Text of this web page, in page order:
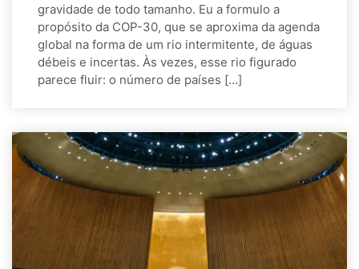
gravidade de todo tamanho. Eu a formulo a
propósito da COP-30, que se aproxima da agenda
global na forma de um rio intermitente, de águas
débeis e incertas. Às vezes, esse rio figurado
parece fluir: o número de países […]